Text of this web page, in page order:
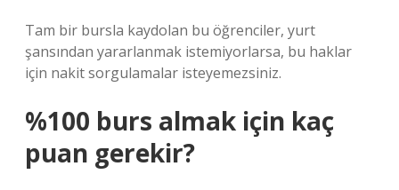
Tam bir bursla kaydolan bu öğrenciler, yurt
şansından yararlanmak istemiyorlarsa, bu haklar
için nakit sorgulamalar isteyemezsiniz.
%100 burs almak için kaç
puan gerekir?